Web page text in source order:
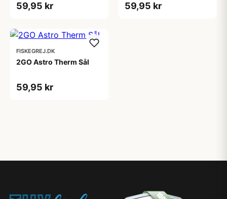
59,95 kr 59,95 kr
FISKEGREJ.DK
2GO Astro Therm Sål
59,95 kr